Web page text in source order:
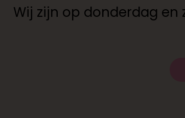
Wij zijn op donderdag